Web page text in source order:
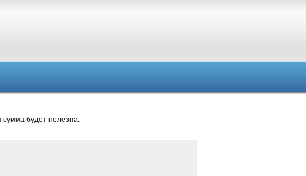
будет полезна.